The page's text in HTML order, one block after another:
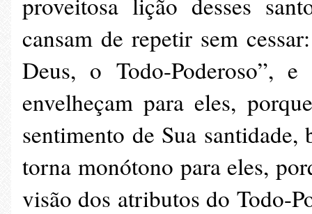
cansam de repetir sem
Deus, o Todo-Poderoso”,
envelheçam para eles,
sentimento de Sua
torna monótono para eles,
visão dos atributos do Todo-